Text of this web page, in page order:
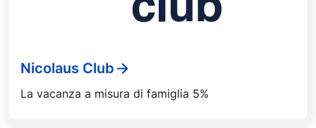
Nicolaus Club
La vacanza a misura di famiglia 5%